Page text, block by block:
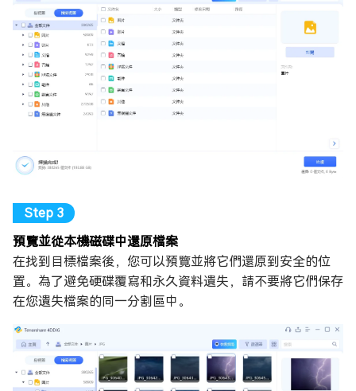
預覽並從本機磁碟中還原檔案
在找到目標檔案後，您可以預覽並將它們還原到安全的位
置。為了避免硬碟覆寫和永久資料遺失，請不要將它們保存
在您遺失檔案的同一分割區中。